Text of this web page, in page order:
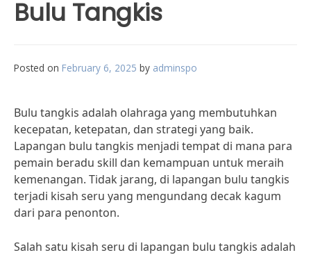
Bulu Tangkis
Posted on February 6, 2025 by adminspo
Bulu tangkis adalah olahraga yang membutuhkan
kecepatan, ketepatan, dan strategi yang baik.
Lapangan bulu tangkis menjadi tempat di mana para
pemain beradu skill dan kemampuan untuk meraih
kemenangan. Tidak jarang, di lapangan bulu tangkis
terjadi kisah seru yang mengundang decak kagum
dari para penonton.
Salah satu kisah seru di lapangan bulu tangkis adalah